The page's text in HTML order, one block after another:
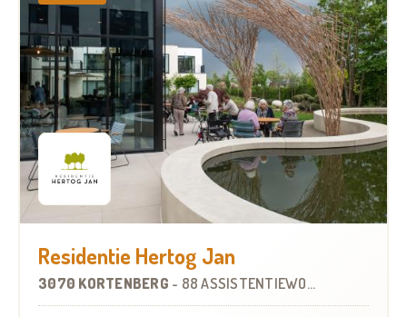
Residentie Hertog Jan
3070 KORTENBERG - 88 ASSISTENTIEWONINGEN